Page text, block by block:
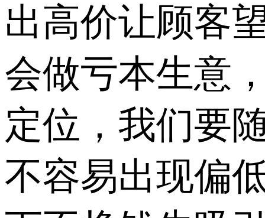
出高价让顾客
会做亏本生意
定位，我们要
不容易出现偏